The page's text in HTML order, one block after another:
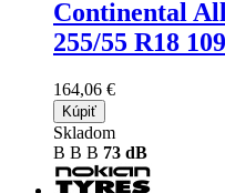
Continental
255/55 R18
164,06 €
Kúpiť
Skladom
B B B 73 dB